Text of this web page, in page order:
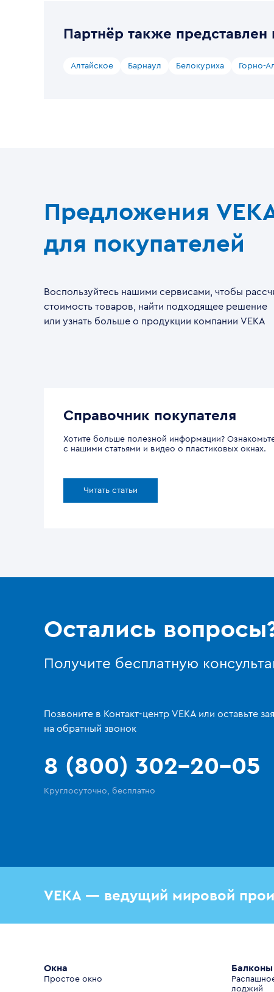
Партнёр также представлен
Алтайское Барнаул Белокуриха Горно-
Предложения
для покупателей
Воспользуйтесь нашими сервисами, чтобы
стоимость товаров, найти подходящее решение
или узнать больше о продукции компании VEKA
Справочник покупателя
Хотите больше полезной информации?
с нашими статьями и видео о пластиковых окнах.
Читать статьи
Остались
Получите бесплатную
Позвоните в Контакт-центр VEKA или оставьте
на обратный звонок
8 (800) 302-20-05
Круглосуточно, бесплатно
VEKA — ведущий мировой
Окна
Простое окно
лоджий